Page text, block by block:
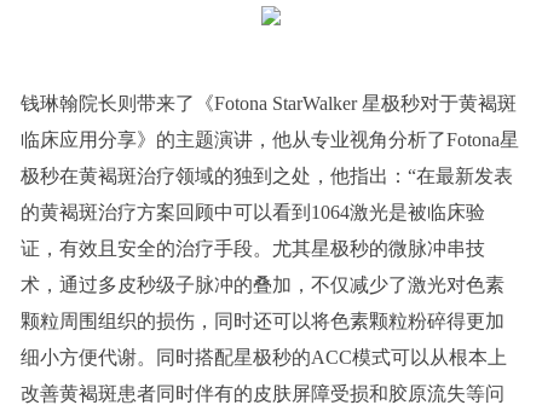
钱琳翰院长则带来了《Fotona StarWalker 星极秒对于黄褐斑
临床应用分享》的主题演讲，他从专业视角分析了Fotona星
极秒在黄褐斑治疗领域的独到之处，他指出：“在最新发表
的黄褐斑治疗方案回顾中可以看到1064激光是被临床验
证，有效且安全的治疗手段。尤其星极秒的微脉冲串技
术，通过多皮秒级子脉冲的叠加，不仅减少了激光对色素
颗粒周围组织的损伤，同时还可以将色素颗粒粉碎得更加
细小方便代谢。同时搭配星极秒的ACC模式可以从根本上
改善黄褐斑患者同时伴有的皮肤屏障受损和胶原流失等问